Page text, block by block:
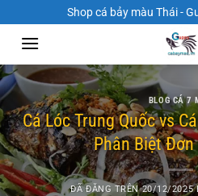
đến
dung
Shop cá bảy màu Thái -
BLOG CÁ 7
Cá Lóc Trung Quốc vs
Phân Biệt
ĐÃ ĐĂNG TRÊN20/12/2025